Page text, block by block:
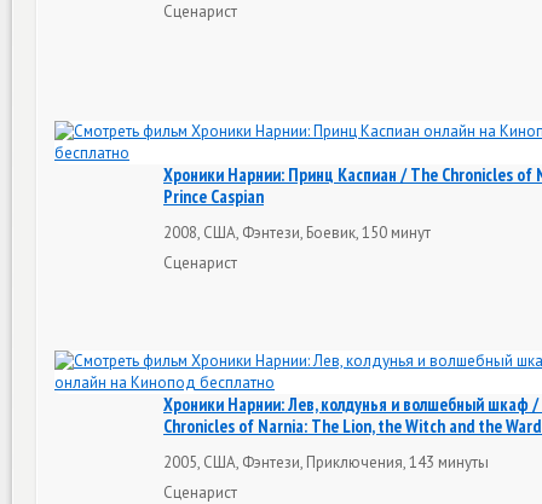
Сценарист
Хроники Нарнии: Принц Каспиан / The Chronicles of
Prince Caspian
2008, США, Фэнтези, Боевик, 150 минут
Сценарист
Хроники Нарнии: Лев, колдунья и волшебный шкаф
Chronicles of Narnia: The Lion, the Witch and the
2005, США, Фэнтези, Приключения, 143 минуты
Сценарист